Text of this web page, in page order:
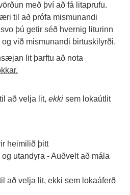
með því að fá litaprufu.
til að prófa mismunandi
þú getir séð hvernig liturinn
við mismunandi birtuskilyrði.
að velja lit, ekki sem lokaútlit
heimilið þitt
utandyra - Auðvelt að mála
að velja lit, ekki sem lokaáferð